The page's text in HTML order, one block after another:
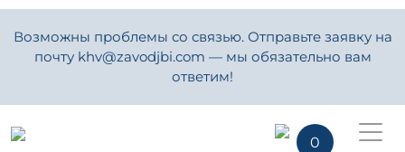
Возможны проблемы со связью. Отправьте заявку на
почту khv@zavodjbi.com — мы обязательно вам
ответим!
0